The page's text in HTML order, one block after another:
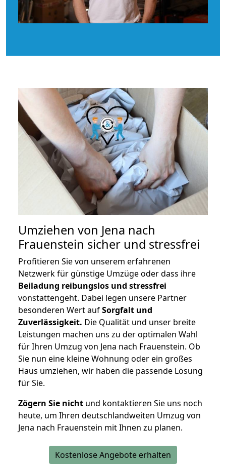
Umziehen von Jena nach
Frauenstein sicher und stressfrei
Profitieren Sie von unserem erfahrenen
Netzwerk für günstige Umzüge oder dass ihre
Beiladung reibungslos und stressfrei
vonstattengeht. Dabei legen unsere Partner
besonderen Wert aufSorgfalt und
Zuverlässigkeit. Die Qualität und unser breite
Leistungen machen uns zu der optimalen Wahl
für Ihren Umzug von Jena nach Frauenstein. Ob
Sie nun eine kleine Wohnung oder ein großes
Haus umziehen, wir haben die passende Lösung
für Sie.
Zögern Sie nicht und kontaktieren Sie uns noch
heute, um Ihren deutschlandweiten Umzug von
Jena nach Frauenstein mit Ihnen zu planen.
Kostenlose Angebote erhalten